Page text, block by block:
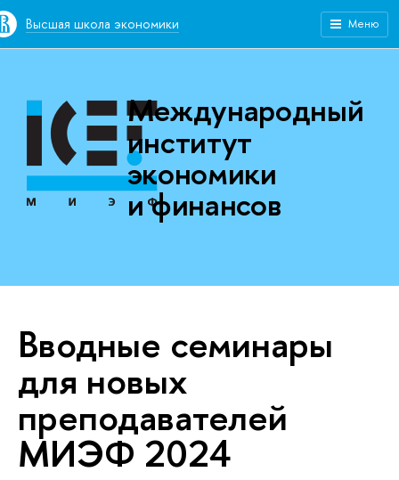
Высшая школа экономики Меню
Международный
институт
экономики
и финансов
Вводные семинары
для новых
преподавателей
МИЭФ 2024